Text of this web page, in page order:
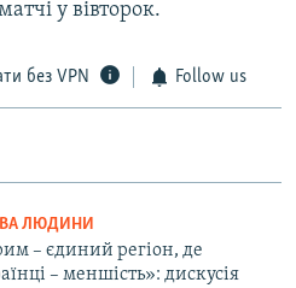
у вівторок.
без VPN Follow us
ЛЮДИНИ
– єдиний регіон, де
– меншість»: дискусія